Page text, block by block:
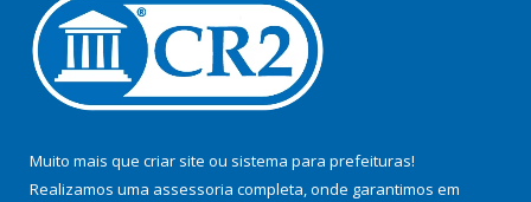
Muito mais que criar site ou sistema para prefeituras!
Realizamos uma assessoria completa, onde garantimos em